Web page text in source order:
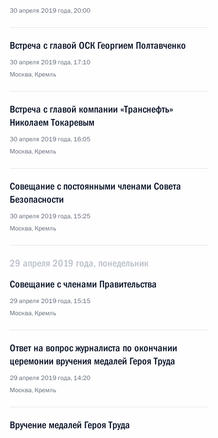
30 апреля 2019 года, 20:00
Встреча с главой ОСК Георгием Полтавченко
30 апреля 2019 года, 17:10
Москва, Кремль
Встреча с главой компании «Транснефть»
Николаем Токаревым
30 апреля 2019 года, 16:05
Москва, Кремль
Совещание с постоянными членами Совета
Безопасности
30 апреля 2019 года, 15:25
Москва, Кремль
29 апреля 2019 года, понедельник
Совещание с членами Правительства
29 апреля 2019 года, 15:15
Москва, Кремль
Ответ на вопрос журналиста по окончании
церемонии вручения медалей Героя Труда
29 апреля 2019 года, 14:20
Москва, Кремль
Вручение медалей Героя Труда